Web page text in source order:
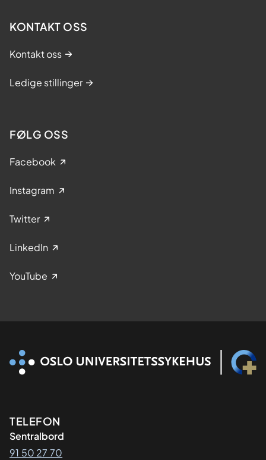
KONTAKT OSS
Kontakt oss
Ledige stillinger
FØLG OSS
Facebook
Instagram
Twitter
LinkedIn
YouTube
Kontaktinformasjon
TELEFON
Sentralbord
91 50 27 70